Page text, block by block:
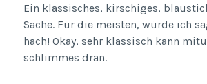
Ein klassisches, kirschiges,
Sache. Für die meisten, würde ich
hach! Okay, sehr klassisch kann
schlimmes dran.